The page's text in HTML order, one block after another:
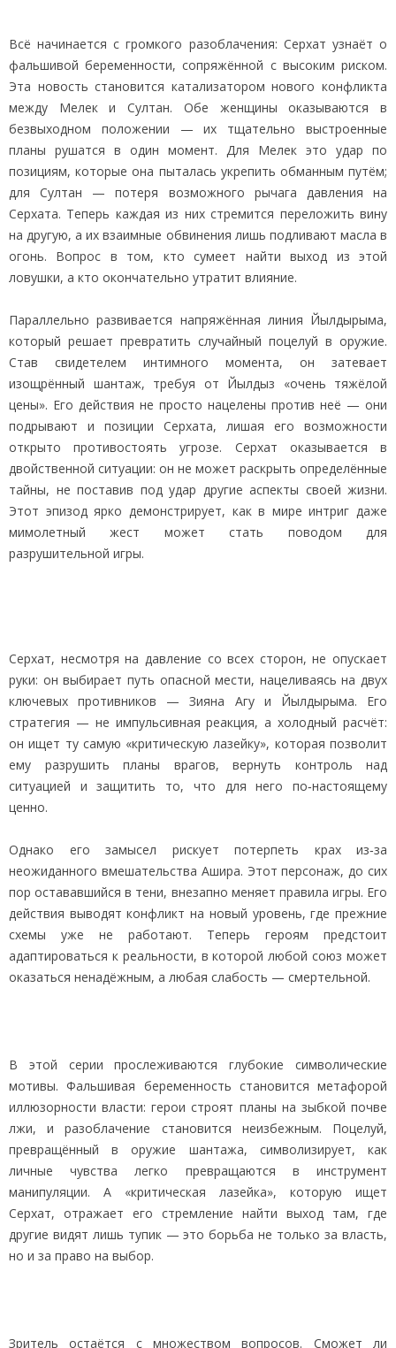
Всё начинается с громкого разоблачения: Серхат узнаёт о
фальшивой беременности, сопряжённой с высоким риском.
Эта новость становится катализатором нового конфликта
между Мелек и Султан. Обе женщины оказываются в
безвыходном положении — их тщательно выстроенные
планы рушатся в один момент. Для Мелек это удар по
позициям, которые она пыталась укрепить обманным путём;
для Султан — потеря возможного рычага давления на
Серхата. Теперь каждая из них стремится переложить вину
на другую, а их взаимные обвинения лишь подливают масла в
огонь. Вопрос в том, кто сумеет найти выход из этой
ловушки, а кто окончательно утратит влияние.
Параллельно развивается напряжённая линия Йылдырыма,
который решает превратить случайный поцелуй в оружие.
Став свидетелем интимного момента, он затевает
изощрённый шантаж, требуя от Йылдыз «очень тяжёлой
цены». Его действия не просто нацелены против неё — они
подрывают и позиции Серхата, лишая его возможности
открыто противостоять угрозе. Серхат оказывается в
двойственной ситуации: он не может раскрыть определённые
тайны, не поставив под удар другие аспекты своей жизни.
Этот эпизод ярко демонстрирует, как в мире интриг даже
мимолетный жест может стать поводом для
разрушительной игры.
Серхат, несмотря на давление со всех сторон, не опускает
руки: он выбирает путь опасной мести, нацеливаясь на двух
ключевых противников — Зияна Агу и Йылдырыма. Его
стратегия — не импульсивная реакция, а холодный расчёт:
он ищет ту самую «критическую лазейку», которая позволит
ему разрушить планы врагов, вернуть контроль над
ситуацией и защитить то, что для него по‑настоящему
ценно.
Однако его замысел рискует потерпеть крах из‑за
неожиданного вмешательства Ашира. Этот персонаж, до сих
пор остававшийся в тени, внезапно меняет правила игры. Его
действия выводят конфликт на новый уровень, где прежние
схемы уже не работают. Теперь героям предстоит
адаптироваться к реальности, в которой любой союз может
оказаться ненадёжным, а любая слабость — смертельной.
В этой серии прослеживаются глубокие символические
мотивы. Фальшивая беременность становится метафорой
иллюзорности власти: герои строят планы на зыбкой почве
лжи, и разоблачение становится неизбежным. Поцелуй,
превращённый в оружие шантажа, символизирует, как
личные чувства легко превращаются в инструмент
манипуляции. А «критическая лазейка», которую ищет
Серхат, отражает его стремление найти выход там, где
другие видят лишь тупик — это борьба не только за власть,
но и за право на выбор.
Зритель остаётся с множеством вопросов. Сможет ли